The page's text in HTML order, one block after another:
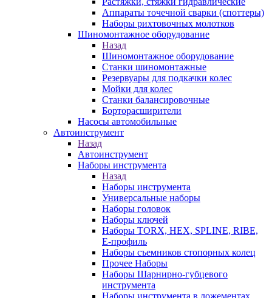
Аппараты точечной сварки (споттеры)
Наборы рихтовочных молотков
Шиномонтажное оборудование
Назад
Шиномонтажное оборудование
Станки шиномонтажные
Резервуары для подкачки колес
Мойки для колес
Станки балансировочные
Борторасширители
Насосы автомобильные
Автоинструмент
Назад
Автоинструмент
Наборы инструмента
Назад
Наборы инструмента
Универсальные наборы
Наборы головок
Наборы ключей
Наборы TORX, HEX, SPLINE, RIBE,
E-профиль
Наборы съемников стопорных колец
Прочее Наборы
Наборы Шарнирно-губцевого
инструмента
Наборы инструмента в ложементах